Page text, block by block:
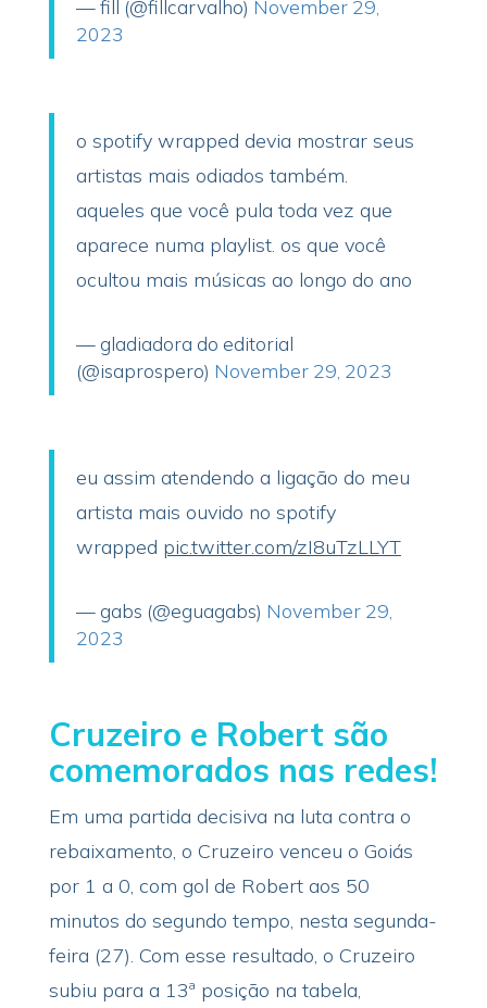
— fill (@fillcarvalho) November 29,
2023
o spotify wrapped devia mostrar seus
artistas mais odiados também.
aqueles que você pula toda vez que
aparece numa playlist. os que você
ocultou mais músicas ao longo do ano
— gladiadora do editorial
(@isaprospero) November 29, 2023
eu assim atendendo a ligação do meu
artista mais ouvido no spotify
wrapped pic.twitter.com/zI8uTzLLYT
— gabs (@eguagabs) November 29,
2023
Cruzeiro e Robert são
comemorados nas redes!
Em uma partida decisiva na luta contra o
rebaixamento, o Cruzeiro venceu o Goiás
por 1 a 0, com gol de Robert aos 50
minutos do segundo tempo, nesta segunda-
feira (27). Com esse resultado, o Cruzeiro
subiu para a 13ª posição na tabela,